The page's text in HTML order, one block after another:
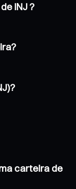
INJ ?
carteira de